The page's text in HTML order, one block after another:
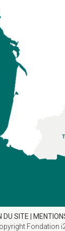
DU SITE |
Fondation